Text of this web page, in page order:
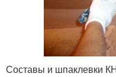
Составы и шпаклевки